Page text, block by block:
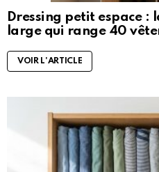
Dressing petit espace :
large qui range 40
VOIR L'ARTICLE